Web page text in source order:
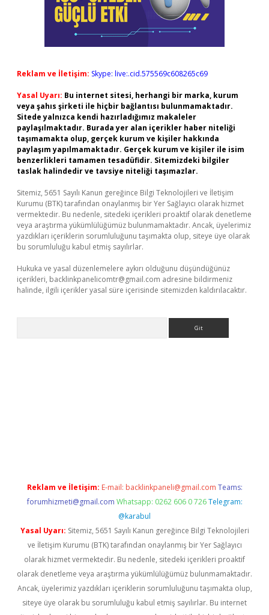
Reklam ve İletişim: Skype: live:.cid.575569c608265c69
Yasal Uyarı: Bu internet sitesi, herhangi bir marka, kurum
veya şahıs şirketi ile hiçbir bağlantısı bulunmamaktadır.
Sitede yalnızca kendi hazırladığımız makaleler
paylaşılmaktadır. Burada yer alan içerikler haber niteliği
taşımamakta olup, gerçek kurum ve kişiler hakkında
paylaşım yapılmamaktadır. Gerçek kurum ve kişiler ile isim
benzerlikleri tamamen tesadüfidir. Sitemizdeki bilgiler
taslak halindedir ve tavsiye niteliği taşımazlar.
Sitemiz, 5651 Sayılı Kanun gereğince Bilgi Teknolojileri ve İletişim
Kurumu (BTK) tarafından onaylanmış bir Yer Sağlayıcı olarak hizmet
vermektedir. Bu nedenle, sitedeki içerikleri proaktif olarak denetleme
veya araştırma yükümlülüğümüz bulunmamaktadır. Ancak, üyelerimiz
yazdıkları içeriklerin sorumluluğunu taşımakta olup, siteye üye olarak
bu sorumluluğu kabul etmiş sayılırlar.
Hukuka ve yasal düzenlemelere aykırı olduğunu düşündüğünüz
içerikleri, backlinkpanelicomtr@gmail.com adresine bildirmeniz
halinde, ilgili içerikler yasal süre içerisinde sitemizden kaldırılacaktır.
Reklam ve İletişim: E-mail: backlinkpaneli@gmail.com Teams:
forumhizmeti@gmail.com Whatsapp: 0262 606 0 726 Telegram:
@karabul
Yasal Uyarı: Sitemiz, 5651 Sayılı Kanun gereğince Bilgi Teknolojileri
ve İletişim Kurumu (BTK) tarafından onaylanmış bir Yer Sağlayıcı
olarak hizmet vermektedir. Bu nedenle, sitedeki içerikleri proaktif
olarak denetleme veya araştırma yükümlülüğümüz bulunmamaktadır.
Ancak, üyelerimiz yazdıkları içeriklerin sorumluluğunu taşımakta olup,
siteye üye olarak bu sorumluluğu kabul etmiş sayılırlar. Bu internet